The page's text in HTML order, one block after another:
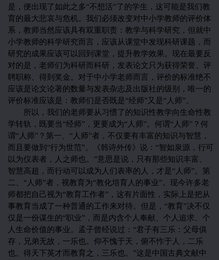
是，便出现了如此之多“不想活”了的学生，这可能是我们教
育的最大悲哀与危机。我们必须改变对中小学教师的评价体
系，教师当然应该具有双重职责：教学与科学研究，但就中
小学教师的科学研究而言，应该从课堂中发现科研课题，而
研究的成果应该可以回到课堂，提升教学效果。现在最要反
对的是，老师们为科研而科研，发表论文只为获得荣誉、评
聘职称、得到奖金。对于中小学老师而言，评价的标准绝不
应该是论文论著的数量与发表杂志及出版社的级别，唯一的
评价标准应该是：教师们是否既是“经师”又是“人师”。
所以，我们的老师要从习惯了的知识性教学向生命性教
学转轨，既要当“经师”，更要成为“人师”。何谓“人师”？何
谓“人师”？第一、“人师”者，不仅要有丰富的知识与智慧，
而且要做到“行为世范”。《韩诗外传》说：“智如泉源，行可
以为仪表者，人之师也。”意思是说，只有那些知识丰富、
智慧高超，而行动可以成为人们表率的人，才是“人师”。第
二、“人师”者，视教育为“教化培育人的事业”。现今许多老
师都把自己视为“教育工作者”，这有片面性，实际上是把从
事教育当成了一种普通的工作来对待。但是，“教育”决不仅
仅是一份谋生的“职业”，而是内含个人奉献、个人追求、个
人生命价值的事业。孟子曾经说过：“君子有三乐：父母俱
存，兄弟无故，一乐也。仰不愧于天，俯不怍于人，二乐
也。得天下英才而教育之，三乐也。”这是中国古典文献中